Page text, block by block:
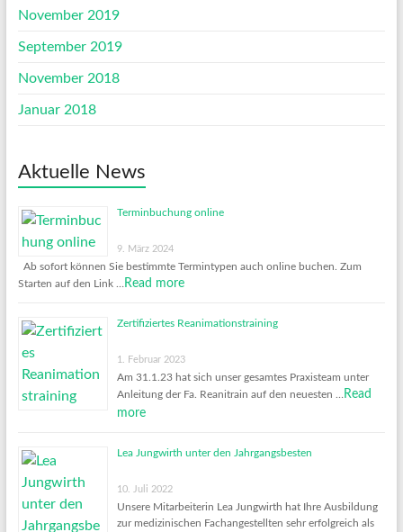
November 2019
September 2019
November 2018
Januar 2018
Aktuelle News
Terminbuchung online
9. März 2024
Ab sofort können Sie bestimmte Termintypen auch online buchen. Zum
Starten auf den Link …
Read more
Zertifiziertes Reanimationstraining
1. Februar 2023
Am 31.1.23 hat sich unser gesamtes Praxisteam unter
Anleitung der Fa. Reanitrain auf den neuesten …
Read
more
Lea Jungwirth unter den Jahrgangsbesten
10. Juli 2022
Unsere Mitarbeiterin Lea Jungwirth hat Ihre Ausbildung
zur medizinischen Fachangestellten sehr erfolgreich als